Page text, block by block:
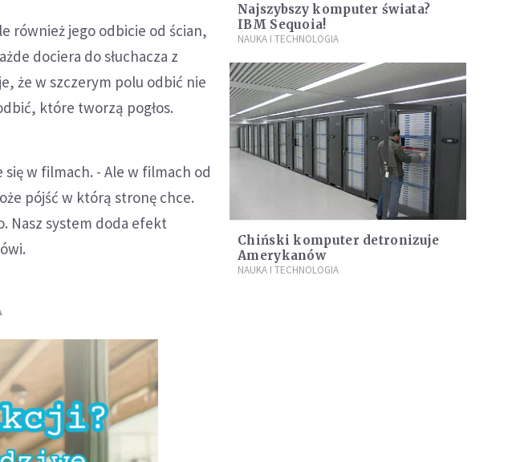
również jego odbicie od ścian,
dociera do słuchacza z
że w szczerym polu odbić nie
które tworzą pogłos.
w filmach. - Ale w filmach od
pójść w którą stronę chce.
Nasz system doda efekt
Najszybszy komputer świata?
IBM Sequoia!
NAUKA I TECHNOLOGIA
Chiński komputer detronizuje
Amerykanów
NAUKA I TECHNOLOGIA